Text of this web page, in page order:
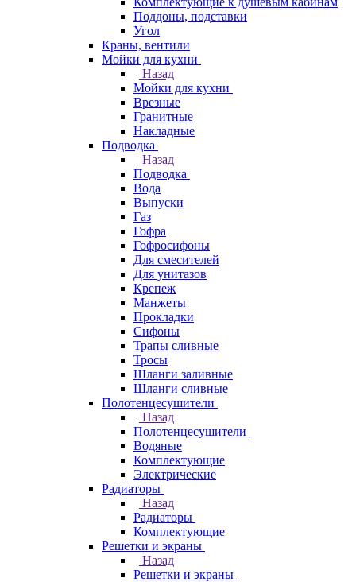
Поддоны, подставки
Угол
Краны, вентили
Мойки для кухни
Назад
Мойки для кухни
Врезные
Гранитные
Накладные
Подводка
Назад
Подводка
Вода
Выпуски
Газ
Гофра
Гофросифоны
Для смесителей
Для унитазов
Крепеж
Манжеты
Прокладки
Сифоны
Трапы сливные
Тросы
Шланги заливные
Шланги сливные
Полотенцесушители
Назад
Полотенцесушители
Водяные
Комплектующие
Электрические
Радиаторы
Назад
Радиаторы
Комплектующие
Решетки и экраны
Назад
Решетки и экраны